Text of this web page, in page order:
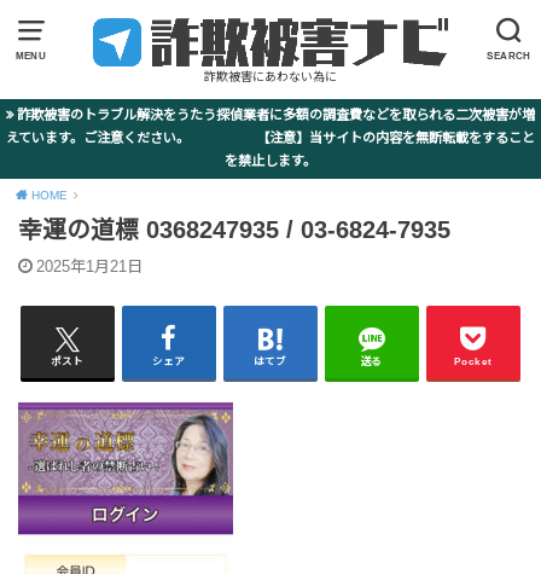
MENU SEARCH
詐欺被害にあわない為に
詐欺被害のトラブル解決をうたう探偵業者に多額の調査費などを取られる二次被害が増
えています。ご注意ください。 【注意】当サイトの内容を無断転載をすること
を禁止します。
HOME
幸運の道標 0368247935 / 03-6824-7935
2025年1月21日
ポスト シェア はてブ 送る Pocket